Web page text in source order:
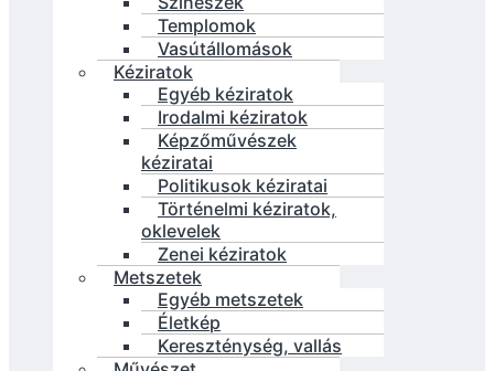
Templomok
Vasútállomások
Kéziratok
Egyéb kéziratok
Irodalmi kéziratok
Képzőművészek
kéziratai
Politikusok kéziratai
Történelmi kéziratok,
oklevelek
Zenei kéziratok
Metszetek
Egyéb metszetek
Életkép
Kereszténység, vallás